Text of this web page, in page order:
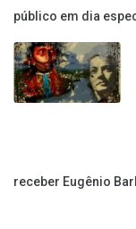
público em dia
receber Eugênio